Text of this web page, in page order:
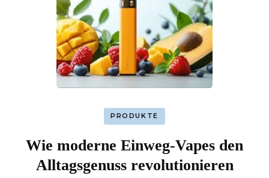
PRODUKTE
Wie moderne Einweg-Vapes den
Alltagsgenuss revolutionieren